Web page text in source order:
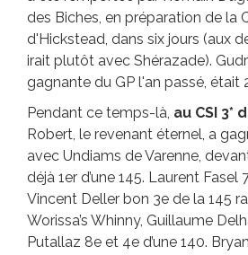
des Biches, en préparation de la
d'Hickstead, dans six jours (aux
irait plutôt avec Shérazade).
gagnante du GP l'an passé, était
Pendant ce temps-là, au CSI 3*
Robert, le revenant éternel, a
avec Undiams de Varenne,
déjà 1er d’une 145. Laurent Fasel
Vincent Deller bon 3e de la 145
Worissa’s Whinny, Guillaume
Putallaz 8e et 4e d’une 140.